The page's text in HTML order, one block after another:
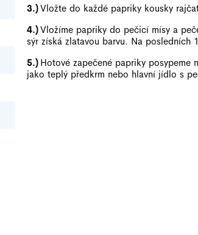
Vložte do každé papriky kousky
Vložíme papriky do pečicí mísy a
sýr získá zlatavou barvu. Na posledních
Hotové zapečené papriky posypeme
jako teplý předkrm nebo hlavní jídlo s